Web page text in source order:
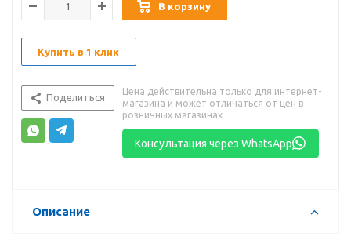
В корзину
Купить в 1 клик
Поделиться
Цена действительна только для интернет-
магазина и может отличаться от цен в
розничных магазинах
Консультация через WhatsApp
Описание